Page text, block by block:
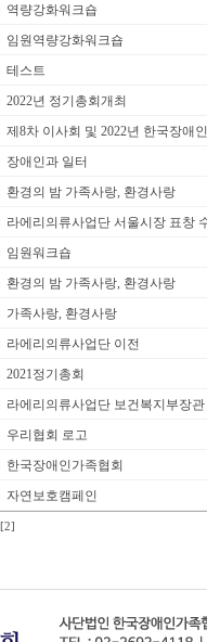
역량강화워크숍
임원역량강화워크숍
테스트
2022년 정기총회개최
제8차 이사회 및 2022년 한국장애
장애인과 일터
환경의 밤 가족사랑, 환경사랑
라에리의류사업단 서울시장 표창
임원워크숍
환경의 밤 가족사랑, 환경사랑
가족사랑, 환경사랑
라에리의류사업단 이전
2021정기총회
라에리의류사업단 보건복지부장
우리협회 로고
한국장애인가족협회
자연보호캠페인
[2]